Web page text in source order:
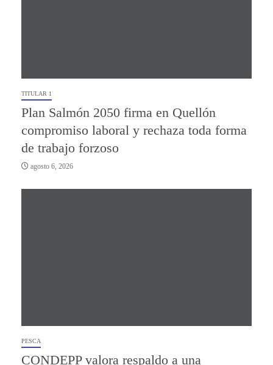
TITULAR 1
Plan Salmón 2050 firma en Quellón
compromiso laboral y rechaza toda forma
de trabajo forzoso
agosto 6, 2026
PESCA
CONDEPP valora respaldo a una